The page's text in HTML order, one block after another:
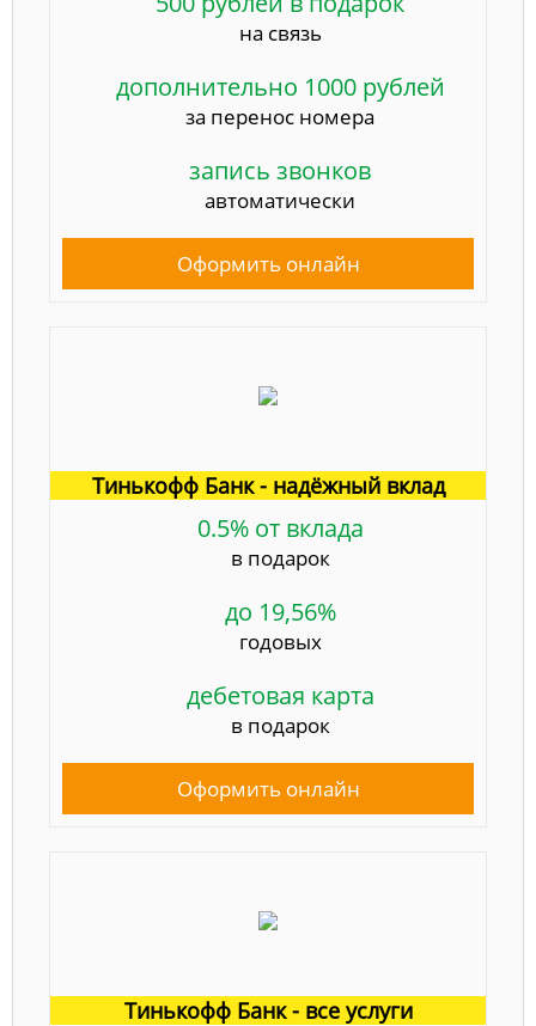
на связь
дополнительно 1000 рублей
за перенос номера
запись звонков
автоматически
Оформить онлайн
Тинькофф Банк - надёжный вклад
0.5% от вклада
в подарок
до 19,56%
годовых
дебетовая карта
в подарок
Оформить онлайн
Тинькофф Банк - все услуги